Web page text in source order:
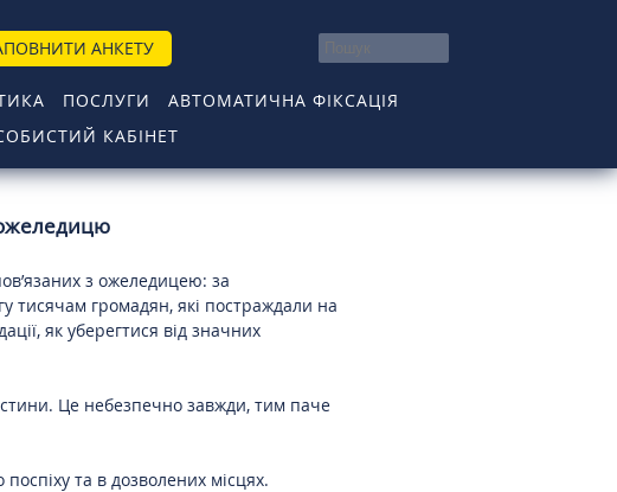
АНКЕТУ
ПОСЛУГИ
АВТОМАТИЧНА ФІКСАЦІЯ
КАБІНЕТ
з ожеледицею: за
тисячам громадян, які постраждали на
як уберегтися від значних
Це небезпечно завжди, тим паче
та в дозволених місцях.